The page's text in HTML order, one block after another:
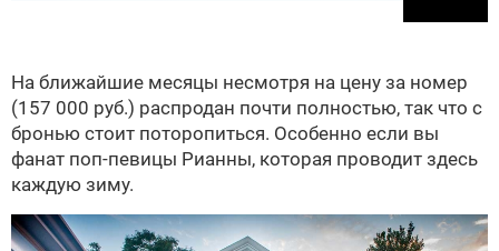
На ближайшие месяцы несмотря на цену за номер
(157 000 руб.) распродан почти полностью, так что с
бронью стоит поторопиться. Особенно если вы
фанат поп-певицы Рианны, которая проводит здесь
каждую зиму.